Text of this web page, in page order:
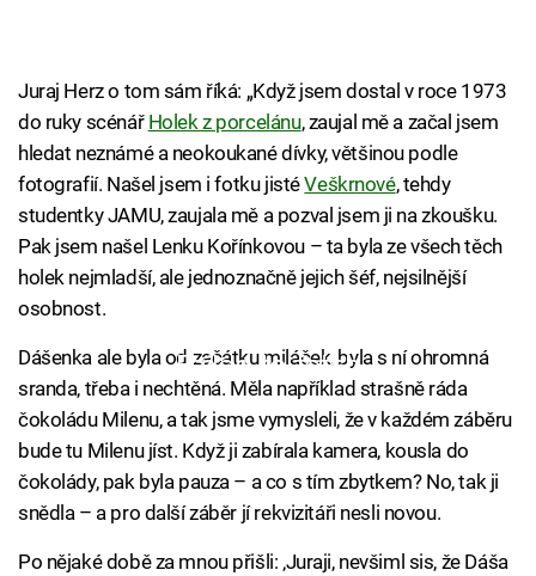
Juraj Herz o tom sám říká: „Když jsem dostal v roce 1973
do ruky scénář Holek z porcelánu, zaujal mě a začal jsem
hledat neznámé a neokoukané dívky, většinou podle
fotografií. Našel jsem i fotku jistéVeškrnové, tehdy
studentky JAMU, zaujala mě a pozval jsem ji na zkoušku.
Pak jsem našel Lenku Kořínkovou – ta byla ze všech těch
holek nejmladší, ale jednoznačně jejich šéf, nejsilnější
osobnost.
Failed to fetch
Dášenka ale byla od začátku miláček, byla s ní ohromná
sranda, třeba i nechtěná. Měla například strašně ráda
čokoládu Milenu, a tak jsme vymysleli, že v každém záběru
bude tu Milenu jíst. Když ji zabírala kamera, kousla do
čokolády, pak byla pauza – a co s tím zbytkem? No, tak ji
snědla – a pro další záběr jí rekvizitáři nesli novou.
Po nějaké době za mnou přišli: ‚Juraji, nevšiml sis, že Dáša